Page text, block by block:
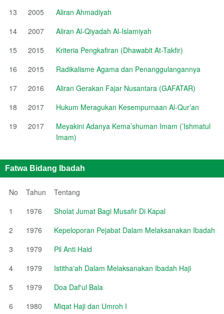
13
2005
Aliran Ahmadiyah
14
2007
Aliran Al-Qiyadah Al-Islamiyah
15
2015
Kriteria Pengkafiran (Dhawabit At-Takfir)
16
2015
Radikalisme Agama dan Penanggulangannya
17
2016
Aliran Gerakan Fajar Nusantara (GAFATAR)
18
2017
Hukum Meragukan Kesempurnaan Al-Qur’an
19
2017
Meyakini Adanya Kema’shuman Imam (’Ishmatul
Imam)
Fatwa Bidang Ibadah
No Tahun
Tentang
1
1976
Sholat Jumat Bagi Musafir Di Kapal
2
1976
Kepeloporan Pejabat Dalam Melaksanakan Ibadah
3
1979
Pil Anti Haid
4
1979
Istitha'ah Dalam Melaksanakan Ibadah Haji
5
1979
Doa Daf'ul Bala
6
1980
Miqat Haji dan Umroh I